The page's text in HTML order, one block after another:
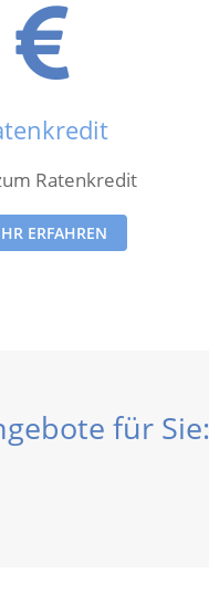
Ratenkredit
ERFAHREN
für Sie: